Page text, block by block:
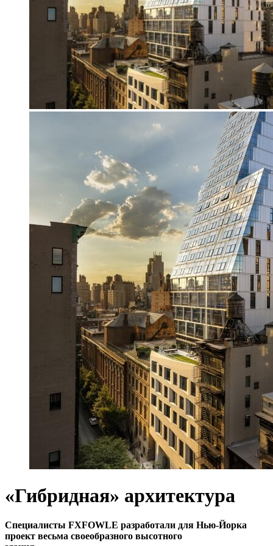
«Гибридная» архитектура
Специалисты FXFOWLE разработали для Нью-Йорка
проект весьма своеобразного высотного